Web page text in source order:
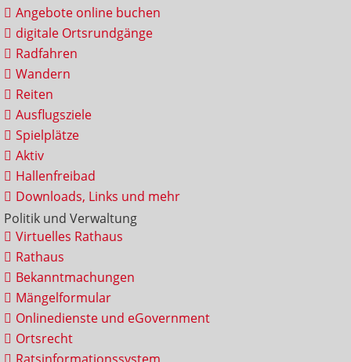
Angebote online buchen
digitale Ortsrundgänge
Radfahren
Wandern
Reiten
Ausflugsziele
Spielplätze
Aktiv
Hallenfreibad
Downloads, Links und mehr
Politik und Verwaltung
Virtuelles Rathaus
Rathaus
Bekanntmachungen
Mängelformular
Onlinedienste und eGovernment
Ortsrecht